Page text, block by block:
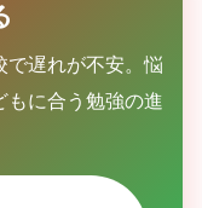
で遅れが不安。悩
もに合う勉強の進